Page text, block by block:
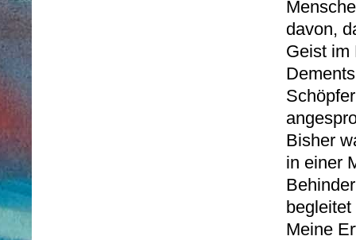
davon,
Geist im
Bisher
in einer
Meine